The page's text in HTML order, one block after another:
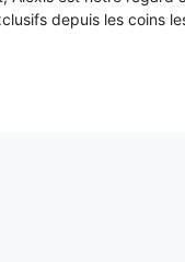
depuis les coins